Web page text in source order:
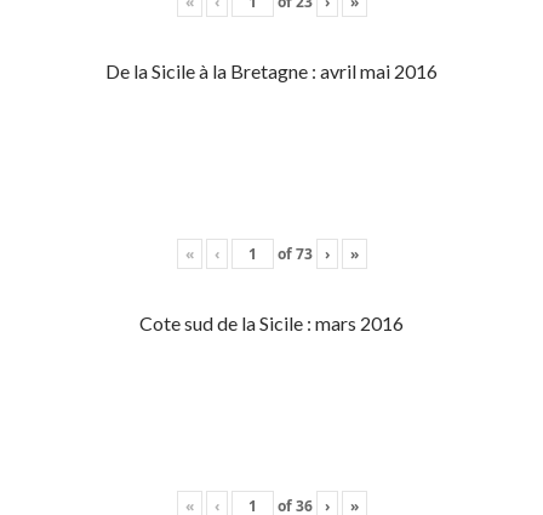
De la Sicile à la Bretagne : avril mai 2016
« ‹ of73 › »
Cote sud de la Sicile : mars 2016
« ‹ of36 › »